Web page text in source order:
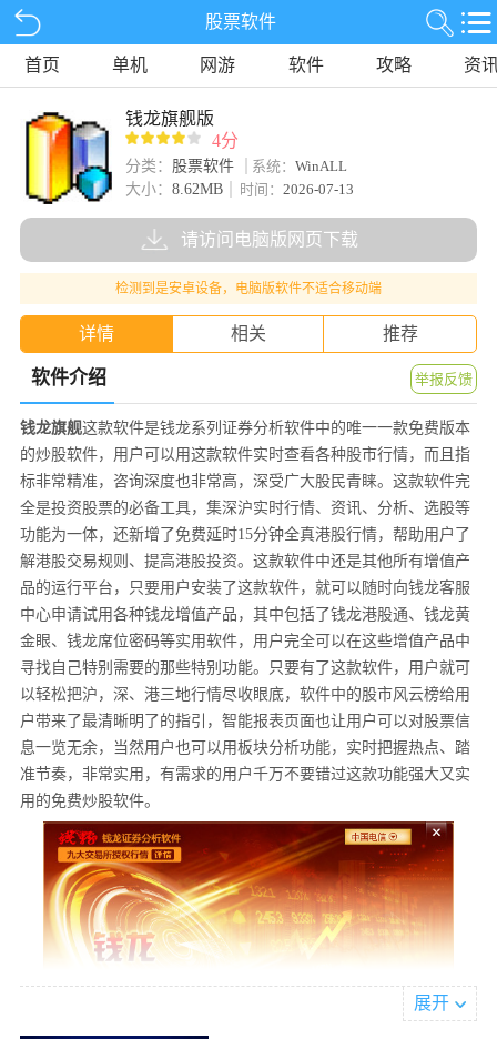
股票软件
首页 单机 网游 软件 攻略 资
钱龙旗舰版
4分
分类： 股票软件 系统： WinALL
大小： 8.62MB 时间： 2026-07-13
请访问电脑版网页下载
检测到是安卓设备，电脑版软件不适合移动端
详情 相关 推荐
软件介绍 举报反馈
钱龙旗舰这款软件是钱龙系列证券分析软件中的唯一一款免费版本
的炒股软件，用户可以用这款软件实时查看各种股市行情，而且指
标非常精准，咨询深度也非常高，深受广大股民青睐。这款软件完
全是投资股票的必备工具，集深沪实时行情、资讯、分析、选股等
功能为一体，还新增了免费延时15分钟全真港股行情，帮助用户了
解港股交易规则、提高港股投资。这款软件中还是其他所有增值产
品的运行平台，只要用户安装了这款软件，就可以随时向钱龙客服
中心申请试用各种钱龙增值产品，其中包括了钱龙港股通、钱龙黄
金眼、钱龙席位密码等实用软件，用户完全可以在这些增值产品中
寻找自己特别需要的那些特别功能。只要有了这款软件，用户就可
以轻松把沪，深、港三地行情尽收眼底，软件中的股市风云榜给用
户带来了最清晰明了的指引，智能报表页面也让用户可以对股票信
息一览无余，当然用户也可以用板块分析功能，实时把握热点、踏
准节奏，非常实用，有需求的用户千万不要错过这款功能强大又实
用的免费炒股软件。
展开